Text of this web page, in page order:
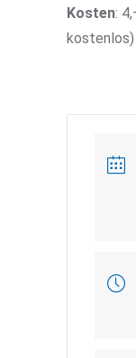
Kosten:
kostenlos)